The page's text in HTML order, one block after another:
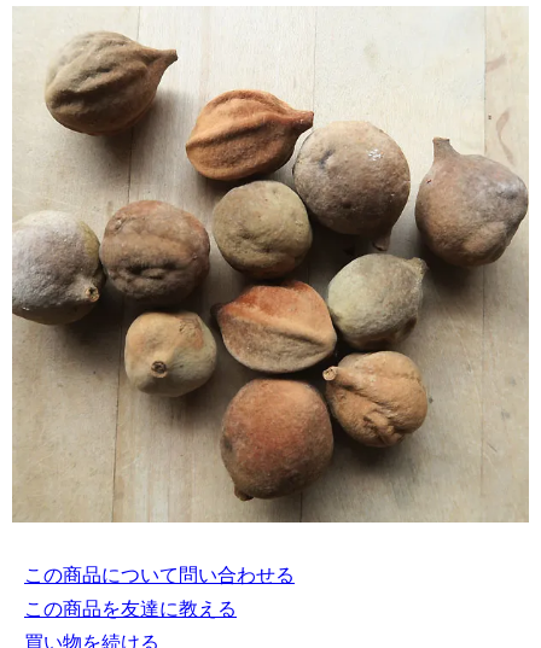
この商品について問い合わせる
この商品を友達に教える
買い物を続ける